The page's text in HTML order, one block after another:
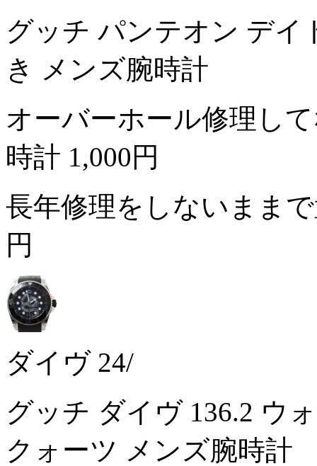
グッチ パンテオン デイ
き メンズ腕時計
オーバーホール修理し
時計 1,000円
長年修理をしないまま
円
ダイヴ 24/
グッチ ダイヴ 136.2 ウ
クォーツ メンズ腕時計